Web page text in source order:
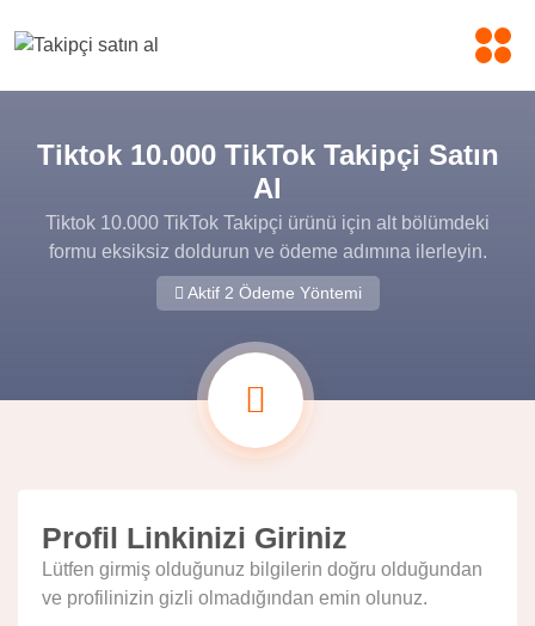
Tiktok 10.000 TikTok Takipçi Satın
Al
Tiktok 10.000 TikTok Takipçi ürünü için alt bölümdeki
formu eksiksiz doldurun ve ödeme adımına ilerleyin.
Aktif 2 Ödeme Yöntemi
Profil Linkinizi Giriniz
Lütfen girmiş olduğunuz bilgilerin doğru olduğundan
ve profilinizin gizli olmadığından emin olunuz.